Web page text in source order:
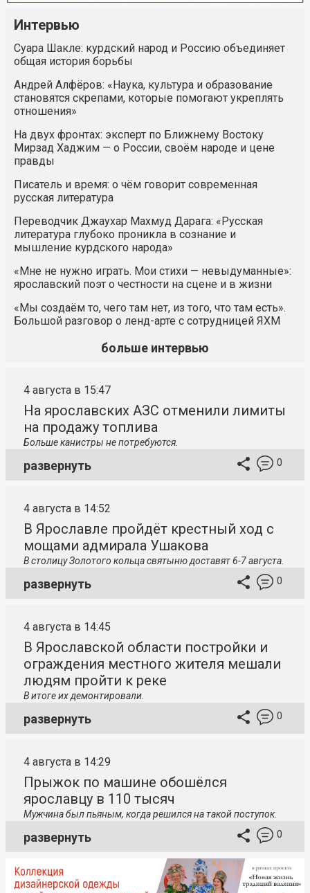
Интервью
Суара Шакле: курдский народ и Россию объединяет
общая история борьбы
Андрей Алфёров: «Наука, культура и образование
становятся скрепами, которые помогают укреплять
отношения»
На двух фронтах: эксперт по Ближнему Востоку
Мирзад Хаджим — о России, своём народе и цене
правды
Писатель и время: о чём говорит современная
русская литература
Переводчик Джаухар Махмуд Дарага: «Русская
литература глубоко проникла в сознание и
мышление курдского народа»
«Мне не нужно играть. Мои стихи — невыдуманные»:
ярославский поэт о честности на сцене и в жизни
«Мы создаём то, чего там нет, из того, что там есть».
Большой разговор о ленд-арте с сотрудницей ЯХМ
больше интервью
4 августа в 15:47
На ярославских АЗС отменили лимиты
на продажу топлива
Больше канистры не потребуются.
развернуть 0
4 августа в 14:52
В Ярославле пройдёт крестный ход с
мощами адмирала Ушакова
В столицуЗолотого кольца святыню доставят 6-7 августа.
развернуть 0
4 августа в 14:45
В Ярославской области постройки и
ограждения местного жителя мешали
людям пройти к реке
В итоге их демонтировали.
развернуть 0
4 августа в 14:29
Прыжок по машине обошёлся
ярославцу в 110 тысяч
Мужчина был пьяным, когда решился на такой поступок.
развернуть 0